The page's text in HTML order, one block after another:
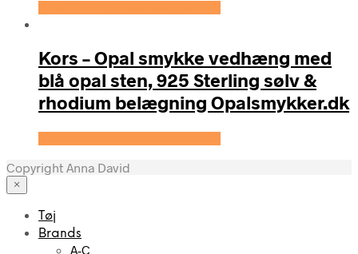
Kors – Opal smykke vedhæng med
blå opal sten, 925 Sterling sølv &
rhodium belægning Opalsmykker.dk
Copyright Anna David
×
Tøj
Brands
A-C